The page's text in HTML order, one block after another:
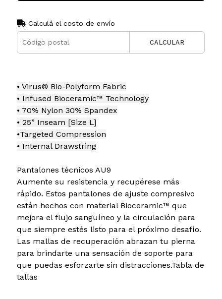
Calculá el costo de envío
CALCULAR
• Virus® Bio-Polyform Fabric
• Infused Bioceramic™ Technology
• 70% Nylon 30% Spandex
• 25” Inseam [Size L]
•Targeted Compression
• Internal Drawstring
Pantalones técnicos AU9
Aumente su resistencia y recupérese más
rápido. Estos pantalones de ajuste compresivo
están hechos con material Bioceramic™ que
mejora el flujo sanguíneo y la circulación para
que siempre estés listo para el próximo desafío.
Las mallas de recuperación abrazan tu pierna
para brindarte una sensación de soporte para
que puedas esforzarte sin distracciones.Tabla de
tallas